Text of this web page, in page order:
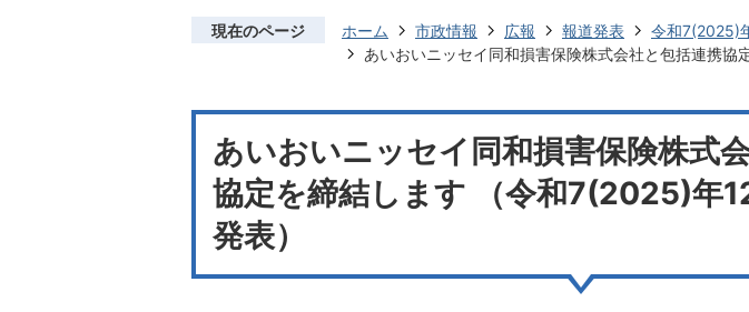
現在のページ ホーム 市政情報 広報 報道発表 令和7(2025)
あいおいニッセイ同和損害保険株式会社と包括連携協
あいおいニッセイ同和損害保険株式
協定を締結します （令和7(2025)年
発表）